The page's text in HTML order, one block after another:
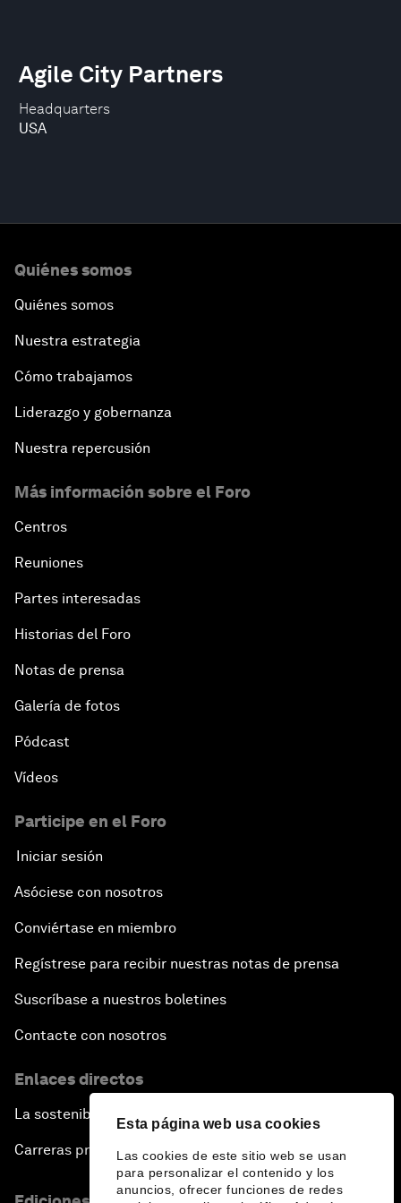
Esta página web usa cookies
Las cookies de este sitio web se usan
para personalizar el contenido y los
anuncios, ofrecer funciones de redes
Headquarters
USA
Agile City Partners
Quiénes somos
Quiénes somos
Nuestra estrategia
Cómo trabajamos
Liderazgo y gobernanza
Nuestra repercusión
Más información sobre el Foro
Centros
Reuniones
Partes interesadas
Historias del Foro
Notas de prensa
Galería de fotos
Pódcast
Vídeos
Participe en el Foro
Iniciar sesión
Asóciese con nosotros
Conviértase en miembro
Regístrese para recibir nuestras notas de prensa
Suscríbase a nuestros boletines
Contacte con nosotros
Enlaces directos
La sostenibilidad en el Foro
Carreras profesionales